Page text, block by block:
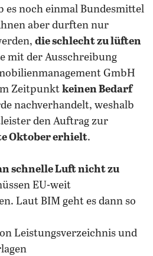
es noch einmal Bundesmittel
aber durften nur
die schlecht zu lüften
mit der Ausschreibung
GmbH
Zeitpunkt keinen Bedarf
nachverhandelt, weshalb
den Auftrag zur
Oktober erhielt.
schnelle Luft nicht zu
EU-weit
Laut BIM geht es dann so
Leistungsverzeichnis und